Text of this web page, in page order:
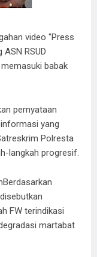
video "Press
RSUD
babak
pernyataan
yang
Polresta
langkah progresif.
FW terindikasi
martabat